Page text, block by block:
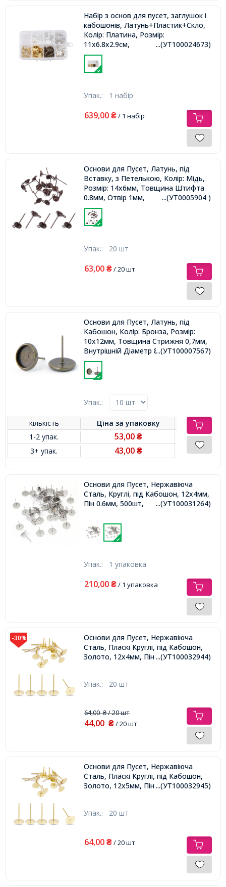
Набір з основ для пусет, заглушок і
кабошонів, Латунь+Пластик+Скло,
Колір: Платина, Розмір:
11х6.8х2.9см,
...(УТ100024673)
Упак.: 1 набір
639,00 ₴/ 1 набір
Основи для Пусет, Латунь, під
Вставку, з Петелькою, Колір: Мідь,
Розмір: 14х6мм, Товщина Штифта
0.8мм, Отвір 1мм,
...(УТ0005904 )
Упак.: 20 шт
63,00 ₴/ 20 шт
Основи для Пусет, Латунь, під
Кабошон, Колір: Бронза, Розмір:
10х12мм, Товщина Стрижня 0,7мм,
Внутрішній Діаметр 8мм,...(УТ100007567)
Упак.:
кількість Ціна заупаковку
1-2 упак.
53,00₴
3+ упак. 43,00₴
Основи для Пусет, Нержавіюча
Сталь, Круглі, під Кабошон, 12х4мм,
Пін 0.6мм, 500шт,
...(УТ100031264)
Упак.: 1 упаковка
210,00 ₴/ 1 упаковка
-30%
Основи для Пусет, Нержавіюча
Сталь, Пласкі Круглі, під Кабошон,
Золото, 12х4мм, Пін 0.6мм,...(УТ100032944)
Упак.: 20 шт
64,00₴/ 20 шт
44,00 ₴/ 20 шт
Основи для Пусет, Нержавіюча
Сталь, Пласкі Круглі, під Кабошон,
Золото, 12х5мм, Пін 0.6мм,...(УТ100032945)
Упак.: 20 шт
64,00 ₴/ 20 шт